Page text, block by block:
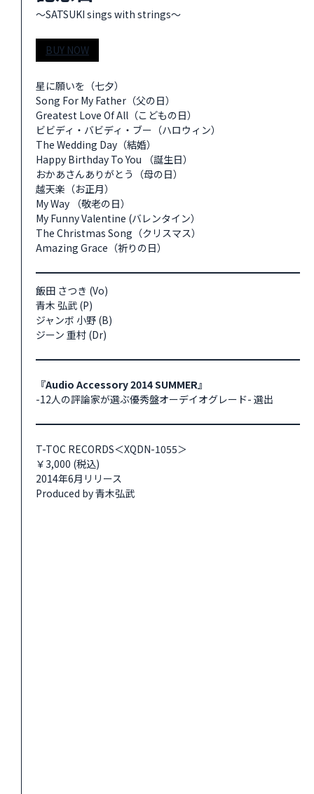
～SATSUKI sings with strings～
BUY NOW
星に願いを（七夕）
Song For My Father（父の日）
Greatest Love Of All（こどもの日）
ビビディ・バビディ・ブー（ハロウィン）
The Wedding Day（結婚）
Happy Birthday To You （誕生日）
おかあさんありがとう（母の日）
越天楽（お正月）
My Way （敬老の日）
My Funny Valentine (バレンタイン）
The Christmas Song（クリスマス）
Amazing Grace（祈りの日）
飯田 さつき (Vo)
青木 弘武 (P)
ジャンボ 小野 (B)
ジーン 重村 (Dr)
『Audio Accessory 2014 SUMMER』
-12人の評論家が選ぶ優秀盤オーデイオグレード- 選出
T-TOC RECORDS＜XQDN-1055＞
￥3,000 (税込)
2014年6月リリース
Produced by 青木弘武